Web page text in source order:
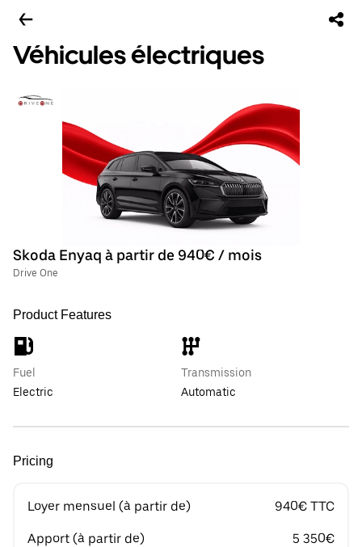
Véhicules électriques
Skoda Enyaq à partir de 940€ / mois
Drive One
Product Features
Fuel
Electric
Transmission
Automatic
Pricing
Loyer mensuel (à partir de) 940€ TTC
Apport (à partir de) 5 350€